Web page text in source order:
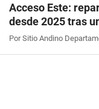
Acceso Este:
desde 2025 tras
Por Sitio Andino